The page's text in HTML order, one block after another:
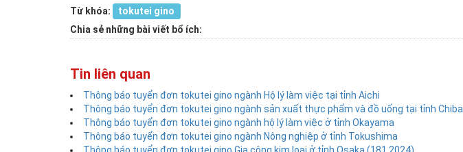
Từ khóa:
tokutei gino
Chia sẻ những bài viết bổ ích:
Tin liên quan
Thông báo tuyển đơn tokutei gino ngành Hộ lý làm việc tại tỉnh Aichi
Thông báo tuyển đơn tokutei gino ngành sản xuất thực phẩm và đồ uống tại tỉnh Chiba
Thông báo tuyển đơn tokutei gino ngành hộ lý làm việc ở tỉnh Okayama
Thông báo tuyển đơn tokutei gino ngành Nông nghiệp ở tỉnh Tokushima
Thông báo tuyển đơn tokutei gino Gia công kim loại ở tỉnh Osaka (181.2024)